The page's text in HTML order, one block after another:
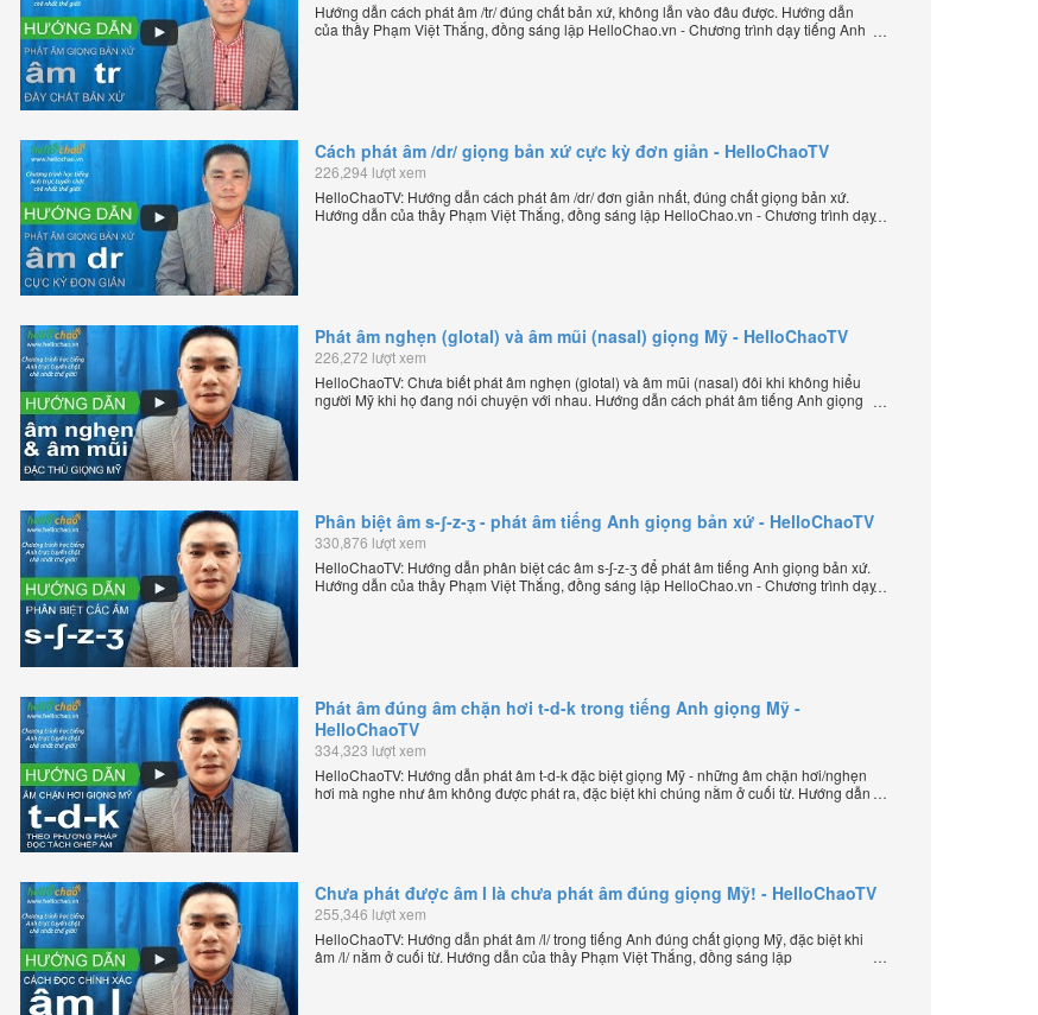
Hướng dẫn cách phát âm /tr/ đúng chất bản xứ, không lẫn vào đâu được. Hướng dẫn
của thầy Phạm Việt Thắng, đồng sáng lập HelloChao.vn - Chương trình dạy tiếng Anh
Cách phát âm /dr/ giọng bản xứ cực kỳ đơn giản - HelloChaoTV
226,294 lượt xem
HelloChaoTV: Hướng dẫn cách phát âm /dr/ đơn giản nhất, đúng chất giọng bản xứ.
Hướng dẫn của thầy Phạm Việt Thắng, đồng sáng lập HelloChao.vn - Chương trình dạy
Phát âm nghẹn (glotal) và âm mũi (nasal) giọng Mỹ - HelloChaoTV
226,272 lượt xem
HelloChaoTV: Chưa biết phát âm nghẹn (glotal) và âm mũi (nasal) đôi khi không hiểu
người Mỹ khi họ đang nói chuyện với nhau. Hướng dẫn cách phát âm tiếng Anh giọng
Phân biệt âm s-ʃ-z-ʒ - phát âm tiếng Anh giọng bản xứ - HelloChaoTV
330,876 lượt xem
HelloChaoTV: Hướng dẫn phân biệt các âm s-ʃ-z-ʒ để phát âm tiếng Anh giọng bản xứ.
Hướng dẫn của thầy Phạm Việt Thắng, đồng sáng lập HelloChao.vn - Chương trình dạy
Phát âm đúng âm chặn hơi t-d-k trong tiếng Anh giọng Mỹ -
HelloChaoTV
334,323 lượt xem
HelloChaoTV: Hướng dẫn phát âm t-d-k đặc biệt giọng Mỹ - những âm chặn hơi/nghẹn
hơi mà nghe như âm không được phát ra, đặc biệt khi chúng nằm ở cuối từ. Hướng dẫn
Chưa phát được âm l là chưa phát âm đúng giọng Mỹ! - HelloChaoTV
255,346 lượt xem
HelloChaoTV: Hướng dẫn phát âm /l/ trong tiếng Anh đúng chất giọng Mỹ, đặc biệt khi
âm /l/ nằm ở cuối từ. Hướng dẫn của thầy Phạm Việt Thắng, đồng sáng lập